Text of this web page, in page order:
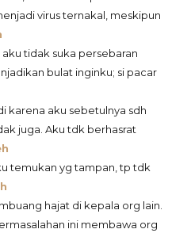
virus ternakal, meskipun
tidak suka persebaran
bulat inginku; si pacar
karena aku sebetulnya sdh
juga. Aku tdk berhasrat
temukan yg tampan, tp tdk
hajat di kepala org lain.
ini membawa org